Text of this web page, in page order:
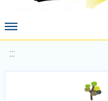
:::